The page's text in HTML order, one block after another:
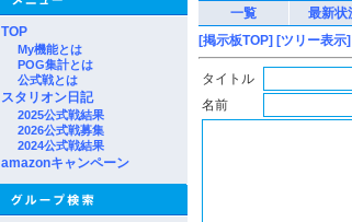
TOP
My機能とは
POG集計とは
公式戦とは
スタリオン日記
2025公式戦結果
2026公式戦募集
2024公式戦結果
amazonキャンペーン
一覧 最新状
[掲示板TOP] [ツリー表示]
タイトル
名前